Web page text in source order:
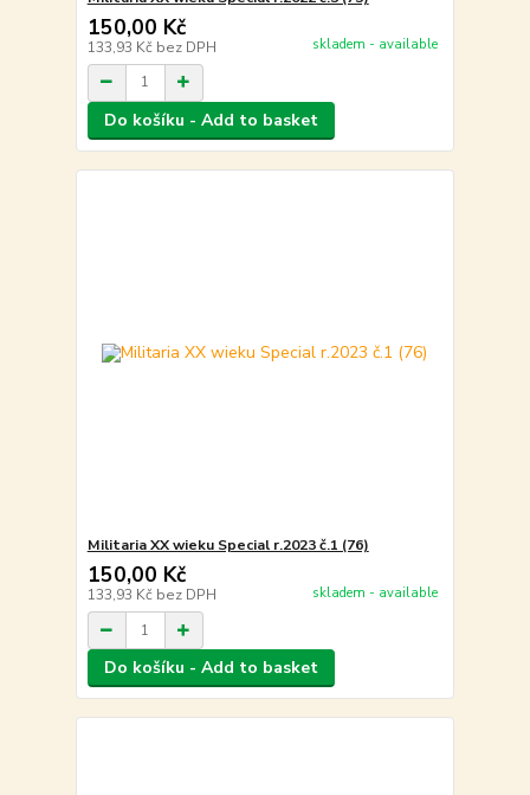
150,00 Kč
133,93 Kč bez DPH skladem - available
Do košíku - Add to basket
Militaria XX wieku Special r.2023 č.1 (76)
150,00 Kč
133,93 Kč bez DPH skladem - available
Do košíku - Add to basket